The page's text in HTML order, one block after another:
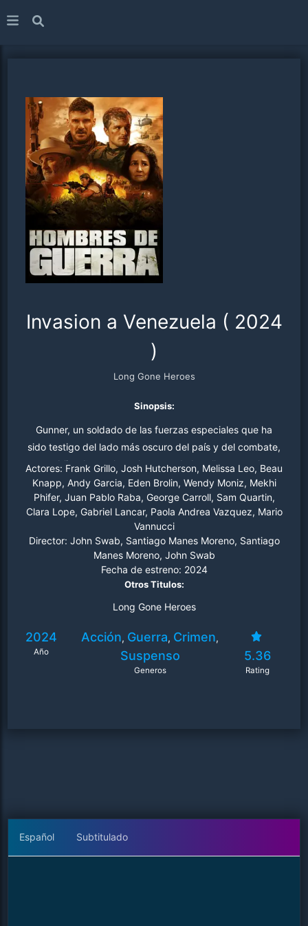
Invasion a Venezuela ( 2024
)
Long Gone Heroes
Sinopsis:
Gunner, un soldado de las fuerzas especiales que ha
sido testigo del lado más oscuro del país y del combate,
se ve obligado a volver al campo de batalla para salvar a
su sobrina, que está retenida en Sudamérica. A medida
que la lucha se intensifica, Gunner y su equipo
descubren que la desaparición de la sobrina forma parte
de una operación privada corrupta que les toca
demasiado de cerca.
Actores: Frank Grillo, Josh Hutcherson, Melissa Leo, Beau
Knapp, Andy Garcia, Eden Brolin, Wendy Moniz, Mekhi
Phifer, Juan Pablo Raba, George Carroll, Sam Quartin,
Clara Lope, Gabriel Lancar, Paola Andrea Vazquez, Mario
Vannucci
Director: John Swab, Santiago Manes Moreno, Santiago
Manes Moreno, John Swab
Fecha de estreno: 2024
Otros Titulos:
Long Gone Heroes
2024
Año
Acción, Guerra, Crimen,
Suspenso
Generos
5.36
Rating
Español Subtitulado